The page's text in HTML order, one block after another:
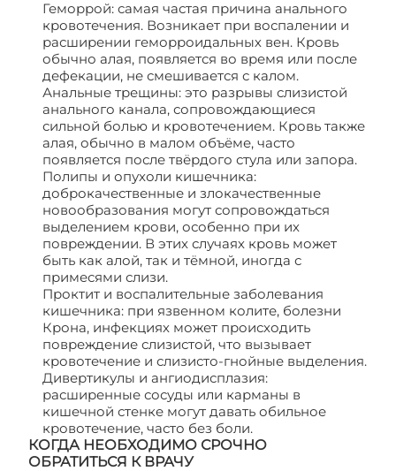
Геморрой: самая частая причина анального
кровотечения. Возникает при воспалении и
расширении геморроидальных вен. Кровь
обычно алая, появляется во время или после
дефекации, не смешивается с калом.
Анальные трещины: это разрывы слизистой
анального канала, сопровождающиеся
сильной болью и кровотечением. Кровь также
алая, обычно в малом объёме, часто
появляется после твёрдого стула или запора.
Полипы и опухоли кишечника:
доброкачественные и злокачественные
новообразования могут сопровождаться
выделением крови, особенно при их
повреждении. В этих случаях кровь может
быть как алой, так и тёмной, иногда с
примесями слизи.
Проктит и воспалительные заболевания
кишечника: при язвенном колите, болезни
Крона, инфекциях может происходить
повреждение слизистой, что вызывает
кровотечение и слизисто-гнойные выделения.
Дивертикулы и ангиодисплазия:
расширенные сосуды или карманы в
кишечной стенке могут давать обильное
кровотечение, часто без боли.
КОГДА НЕОБХОДИМО СРОЧНО
ОБРАТИТЬСЯ К ВРАЧУ